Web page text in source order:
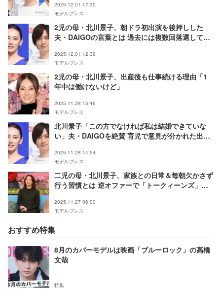
2025.12.01 17:30
モデルプレス
2児の母・北川景子、朝ドラ初出演を後押しした
夫・DAIGOの言葉とは 過去には複数回落選してい
2025.12.01 12:39
モデルプレス
2児の母・北川景子、出産後も仕事続ける理由「1
年中は働けないけど」
2025.11.28 15:46
モデルプレス
北川景子「この方でなければ私は結婚できていな
い」夫・DAIGOを絶賛 育児で意見が分かれた出来
2025.11.28 14:54
モデルプレス
二児の母・北川景子、家族との日常＆毎朝欠かさず
行う習慣とは 逆オファーで「トークィーンズ」登
2025.11.27 06:00
モデルプレス
おすすめ特集
8月のカバーモデルは映画「ブルーロック」の高橋
文哉
特集